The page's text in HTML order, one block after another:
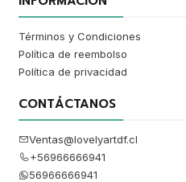
Términos y Condiciones
Política de reembolso
Política de privacidad
CONTÁCTANOS
Ventas@lovelyartdf.cl
+56966666941
56966666941